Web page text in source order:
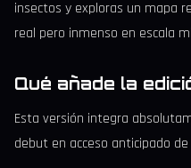
insectos y exploras un mapa
real pero inmenso en escala
Qué añade la
Esta versión integra
debut en acceso anticipado de